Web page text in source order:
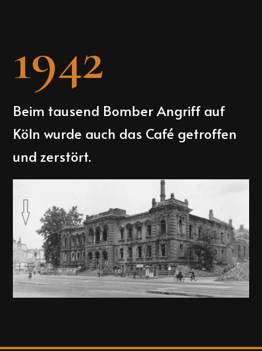
1942
Beim tausend Bomber Angriff auf
Köln wurde auch das Café getroffen
und zerstört.